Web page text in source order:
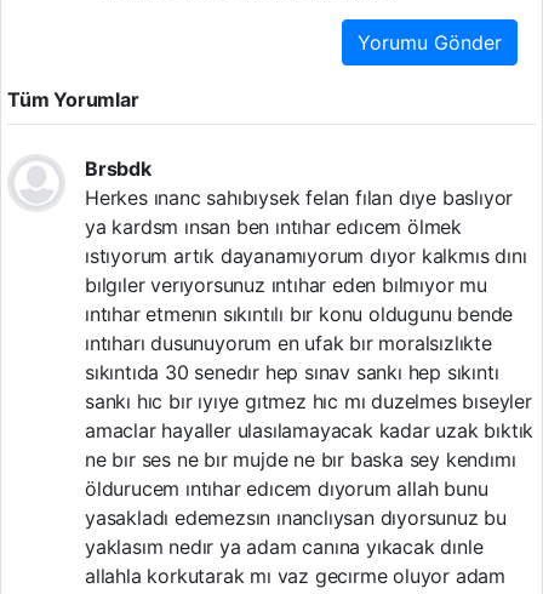
Yorumu Gönder
Tüm Yorumlar
Brsbdk
Herkes ınanc sahıbıysek felan fılan dıye baslıyor
ya kardsm ınsan ben ıntıhar edıcem ölmek
ıstıyorum artık dayanamıyorum dıyor kalkmıs dını
bılgıler verıyorsunuz ıntıhar eden bılmıyor mu
ıntıhar etmenın sıkıntılı bır konu oldugunu bende
ıntıharı dusunuyorum en ufak bır moralsızlıkte
sıkıntıda 30 senedır hep sınav sankı hep sıkıntı
sankı hıc bır ıyıye gıtmez hıc mı duzelmes bıseyler
amaclar hayaller ulasılamayacak kadar uzak bıktık
ne bır ses ne bır mujde ne bır baska sey kendımı
öldurucem ıntıhar edıcem dıyorum allah bunu
yasakladı edemezsın ınanclıysan dıyorsunuz bu
yaklasım nedır ya adam canına yıkacak dınle
allahla korkutarak mı vaz gecırme oluyor adam